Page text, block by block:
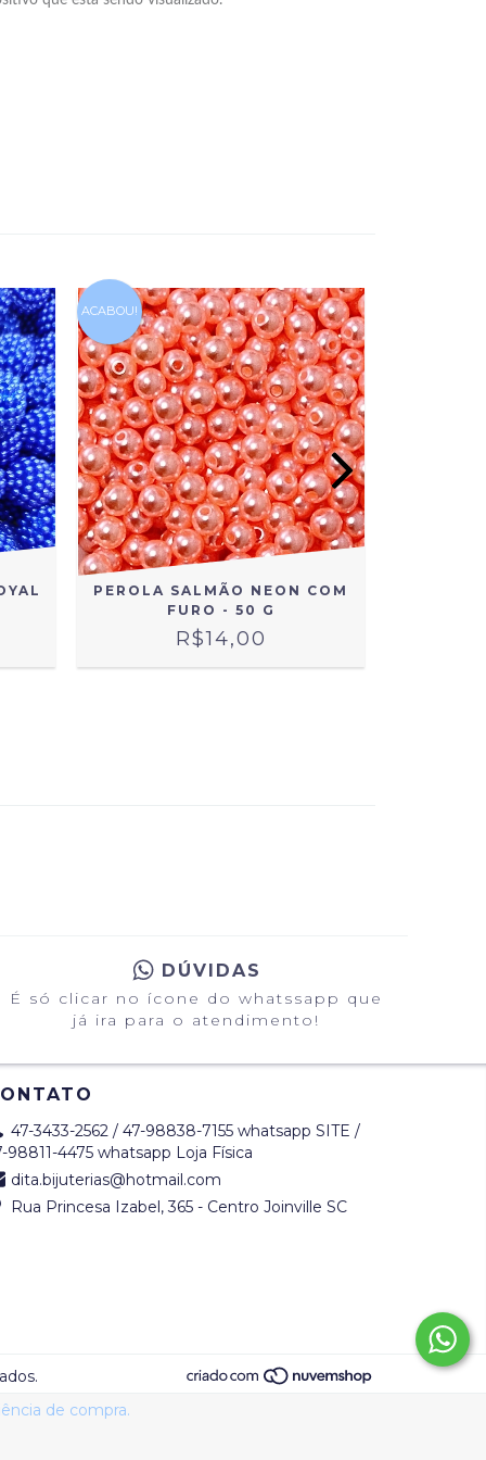
de compra.
ACABOU!
PEROLA SALMÃO NEON COM
FURO - 50 G
R$14,00
DÚVIDAS
É só clicar no ícone do whatssapp que
já ira para o atendimento!
47-3433-2562 / 47-98838-7155 whatsapp SITE /
98811-4475 whatsapp Loja Física
dita.bijuterias@hotmail.com
Rua Princesa Izabel, 365 - Centro Joinville SC